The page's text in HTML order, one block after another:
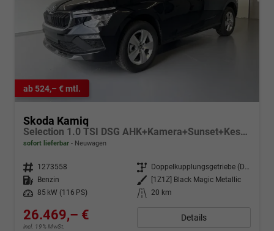
ab 524,– € mtl.
Skoda Kamiq
Selection 1.0 TSI DSG AHK+Kamera+Sunset+Kessy+AppConnect+Sitzheiz+Alu16+GV5
sofort lieferbar Neuwagen
Fahrzeugnr. 1273558 Getriebe
Doppelkupplungsgetriebe (DSG)
Kraftstoff
Benzin Außenfarbe
[1Z1Z] Black Magic Metallic
Leistung
85 kW (116 PS) Kilometerstand 20 km
26.469,– €
incl. 19% MwSt.
Details